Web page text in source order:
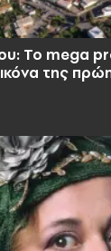
To mega
της